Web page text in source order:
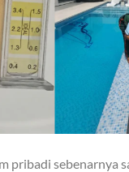
pribadi sebenarnya